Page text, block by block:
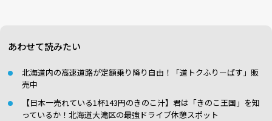
あわせて読みたい
北海道内の高速道路が定額乗り降り自由！「道トクふりーぱす」販
売中
【日本一売れている1杯143円のきのこ汁】君は「きのこ王国」を知
っているか！北海道大滝区の最強ドライブ休憩スポット